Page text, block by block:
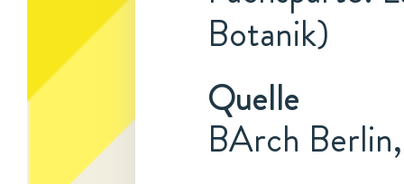
Botanik)
Quelle
BArch